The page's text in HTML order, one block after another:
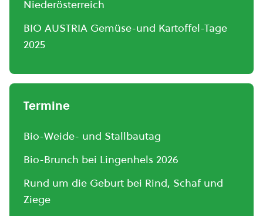
Niederösterreich
BIO AUSTRIA Gemüse-und Kartoffel-Tage
2025
Termine
Bio-Weide- und Stallbautag
Bio-Brunch bei Lingenhels 2026
Rund um die Geburt bei Rind, Schaf und
Ziege